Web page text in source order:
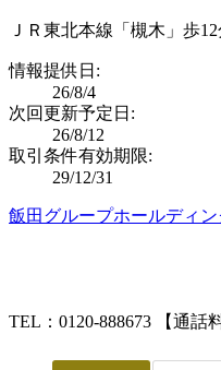
ＪＲ東北本線「槻木」歩12
情報提供日:
26/8/4
次回更新予定日:
26/8/12
取引条件有効期限:
29/12/31
飯田グループホールディ
TEL：0120-888673 【通話